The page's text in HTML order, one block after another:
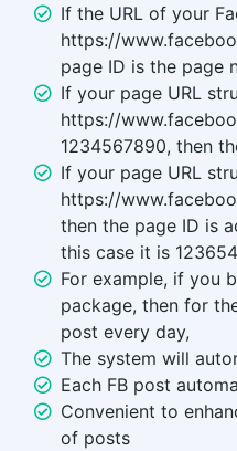
If the URL of your
https://
page ID is the page
If your page URL
https://
1234567890, then
If your page URL
https://
then the page ID is
this case it is
For example, if you
package, then for
post every day,
The system will
Each FB post
Convenient to
of posts